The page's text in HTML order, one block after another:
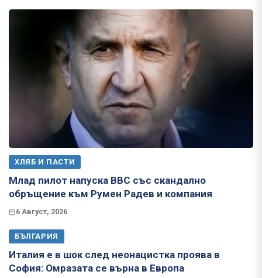
ХЛЯБ И ПАСТИ
Млад пилот напуска ВВС със скандално
обръщение към Румен Радев и компания
6 Август, 2026
БЪЛГАРИЯ
Италия е в шок след неонацистка проява в
София: Омразата се върна в Европа